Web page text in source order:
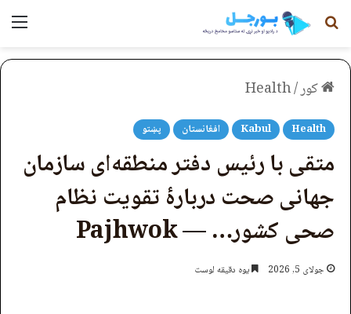
لټون
کور/
Health
Health
Kabul افغانستان پښتو
متقی با رئیس دفتر منطقه‌ای سازمان
جهانی صحت دربارۀ تقویت نظام
صحی کشور… — Pajhwok
جولای 5, 2026 یوه دقیقه لوست